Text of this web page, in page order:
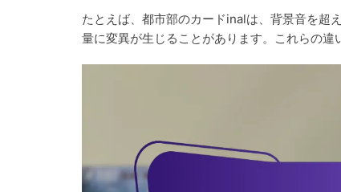
たとえば、都市部のカードinalは、背景音を超
量に変異が生じることがあります。これらの違